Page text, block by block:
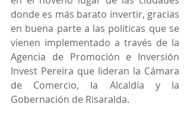
donde es más barato invertir, gracias
en buena parte a las políticas que se
vienen implementado a través de la
Agencia de Promoción e Inversión
Invest Pereira que lideran la Cámara
de Comercio, la Alcaldía y la
Gobernación de Risaralda.